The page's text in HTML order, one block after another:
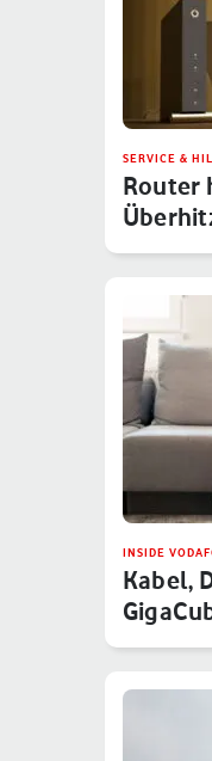
SERVICE &
Router
Du das
INSIDE
Kabel,
von V…